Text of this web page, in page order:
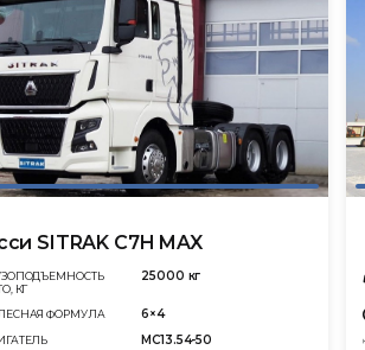
SITRAK C7H MAX
КГ
25000 кг
ФОРМУЛА 6×4
MC13.54-50